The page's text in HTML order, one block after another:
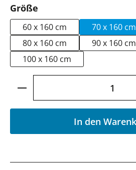
Größe
60 x 160 cm
70 x 160 cm
80 x 160 cm
90 x 160 cm
100 x 160 cm
Produkt Anzahl: Gib
In den